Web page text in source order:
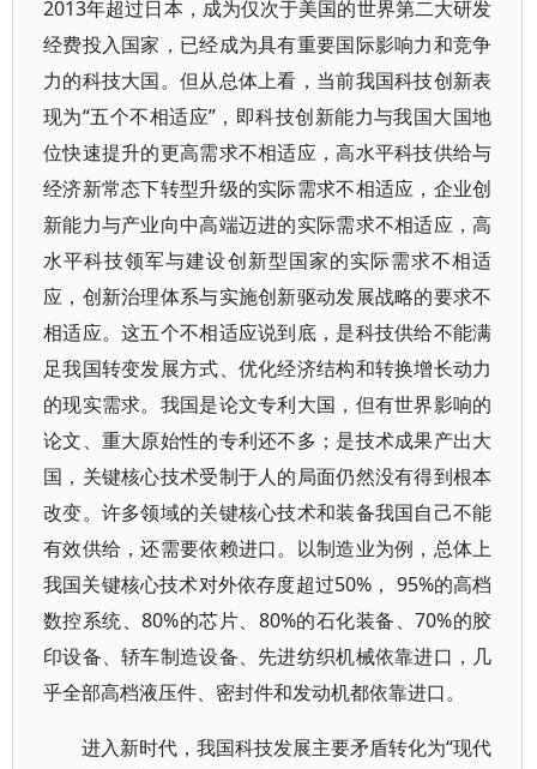
2013年超过日本，成为仅次于美国的世界第二大研发
经费投入国家，已经成为具有重要国际影响力和竞争
力的科技大国。但从总体上看，当前我国科技创新表
现为“五个不相适应”，即科技创新能力与我国大国地
位快速提升的更高需求不相适应，高水平科技供给与
经济新常态下转型升级的实际需求不相适应，企业创
新能力与产业向中高端迈进的实际需求不相适应，高
水平科技领军与建设创新型国家的实际需求不相适
应，创新治理体系与实施创新驱动发展战略的要求不
相适应。这五个不相适应说到底，是科技供给不能满
足我国转变发展方式、优化经济结构和转换增长动力
的现实需求。我国是论文专利大国，但有世界影响的
论文、重大原始性的专利还不多；是技术成果产出大
国，关键核心技术受制于人的局面仍然没有得到根本
改变。许多领域的关键核心技术和装备我国自己不能
有效供给，还需要依赖进口。以制造业为例，总体上
我国关键核心技术对外依存度超过50%， 95%的高档
数控系统、80%的芯片、80%的石化装备、70%的胶
印设备、轿车制造设备、先进纺织机械依靠进口，几
乎全部高档液压件、密封件和发动机都依靠进口。
进入新时代，我国科技发展主要矛盾转化为“现代